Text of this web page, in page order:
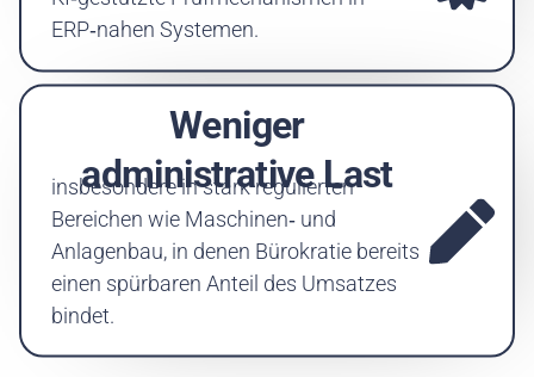
ERP‑nahen Systemen.
Weniger
administrative Last
insbesondere in stark regulierten
Bereichen wie Maschinen‑ und
Anlagenbau, in denen Bürokratie bereits
einen spürbaren Anteil des Umsatzes
bindet.